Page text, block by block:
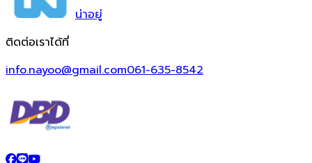
น่าอยู่
ติดต่อเราได้ที่
info.nayoo@gmail.com061-635-8542